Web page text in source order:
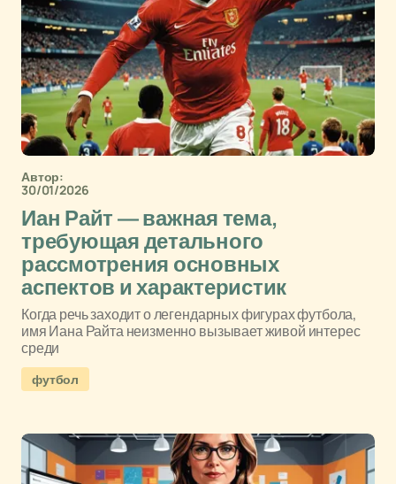
Автор:
30/01/2026
Иан Райт — важная тема,
требующая детального
рассмотрения основных
аспектов и характеристик
Когда речь заходит о легендарных фигурах футбола,
имя Иана Райта неизменно вызывает живой интерес
среди
футбол